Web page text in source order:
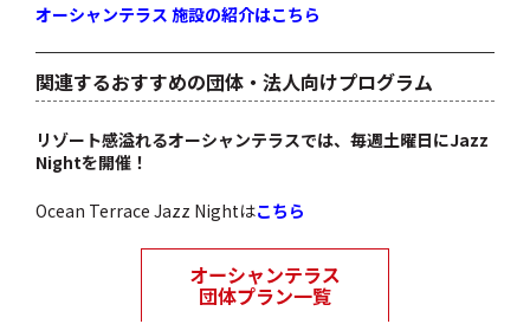
オーシャンテラス 施設の紹介はこちら
関連するおすすめの団体・法人向けプログラム
リゾート感溢れるオーシャンテラスでは、毎週土曜日にJazz
Nightを開催！
Ocean Terrace Jazz Nightはこちら